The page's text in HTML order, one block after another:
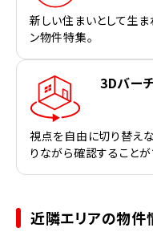
新しい住まいとして生ま
ン物件特集。
3Dバー
視点を自由に切り替え
りながら確認することが
近隣エリアの物件